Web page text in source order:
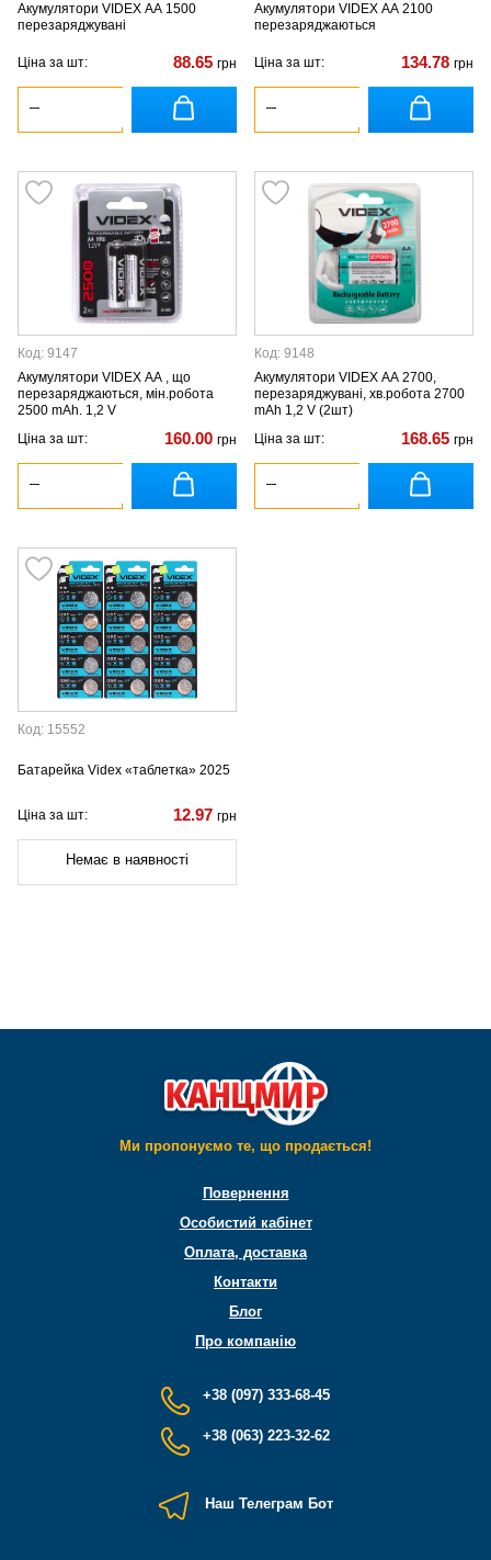
Акумулятори VIDEX АА 1500
перезаряджувані
Ціна за шт: 88.65 грн
Акумулятори VIDEX АА 2100
перезаряджаються
Ціна за шт: 134.78 грн
Код: 9147
Акумулятори VIDEX АА , що
перезаряджаються, мін.робота
2500 mAh. 1,2 V
Ціна за шт:
160.00 грн
Код: 9148
Акумулятори VIDEX АА 2700,
перезаряджувані, хв.робота 2700
mAh 1,2 V (2шт)
Ціна за шт:
168.65 грн
Код: 15552
Батарейка Videx «таблетка» 2025
Ціна за шт: 12.97 грн
Немає в наявності
Ми пропонуємо те, що продається!
Повернення
Особистий кабінет
Оплата, доставка
Контакти
Блог
Про компанію
+38 (097) 333-68-45
+38 (063) 223-32-62
Наш Телеграм Бот